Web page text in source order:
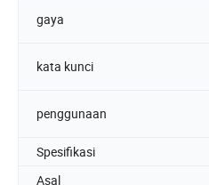
gaya
kata kunci
penggunaan
Spesifikasi
Asal